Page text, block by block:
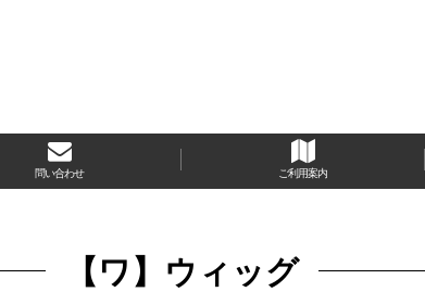
問い合わせ ご利用案内
【ワ】ウィッグ